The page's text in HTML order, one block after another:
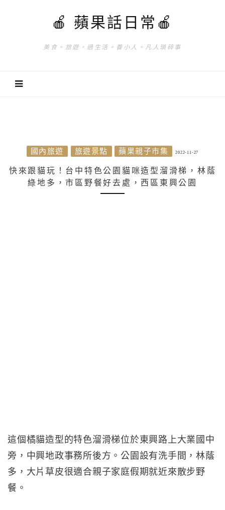
🍎 蘋果話日常🍎
美食。旅遊。過生活。養小人。凡人瑣碎事
國內旅遊 旅遊景點 蘋果親子市集 2022-11-27
快來跟貓玩！台中特色公園貓咪造型溜滑梯，林蔭
綠地多，市區野餐好去處，西區東興公園
這個橘貓造型的特色溜滑梯位於東興路上大業國中
旁，中興地政事務所後方。公園設有洗手間，林蔭
多，大片草皮很適合親子家庭假期就近來散步野
餐。